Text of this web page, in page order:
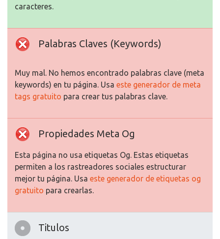
caracteres.
Palabras Claves (Keywords)
Muy mal. No hemos encontrado palabras clave (meta
keywords) en tu página. Usa este generador de meta
tags gratuito para crear tus palabras clave.
Propiedades Meta Og
Esta página no usa etiquetas Og. Estas etiquetas
permiten a los rastreadores sociales estructurar
mejor tu página. Usa este generador de etiquetas og
gratuito para crearlas.
Titulos